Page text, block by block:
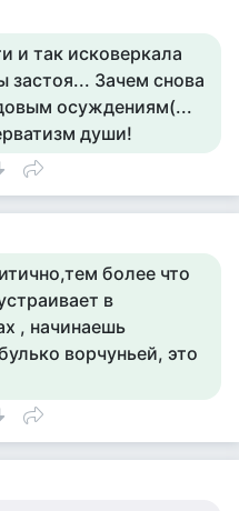
и так исковеркала
застоя... Зачем снова
осуждениям(...
души!
более что
в
, начинаешь
ворчуньей, это